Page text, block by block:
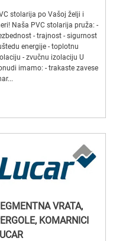
stolarija po Vašoj želji i
Naša PVC stolarija pruža: -
- trajnost - sigurnost
energije - toplotnu
- zvučnu izolaciju U
imamo: - trakaste zavese
VRATA,
KOMARNICI